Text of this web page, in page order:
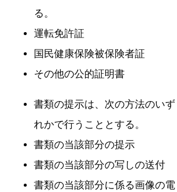
る。
運転免許証
国民健康保険被保険者証
その他の公的証明書
書類の提示は、次の方法のいず
れかで行うこととする。
書類の当該部分の提示
書類の当該部分の写しの送付
書類の当該部分に係る画像の電